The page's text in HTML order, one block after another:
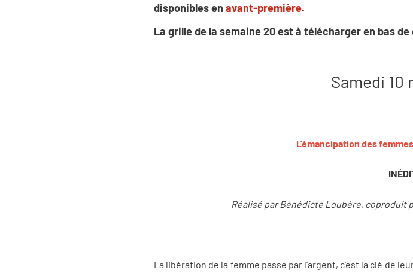
disponibles en avant-première.
La grille de la semaine 20 est à télécharger en bas
Samedi 10
L'émancipation des
Réalisé par Bénédicte Loubère, coproduit
La libération de la femme passe par l’argent, c’est la clé de